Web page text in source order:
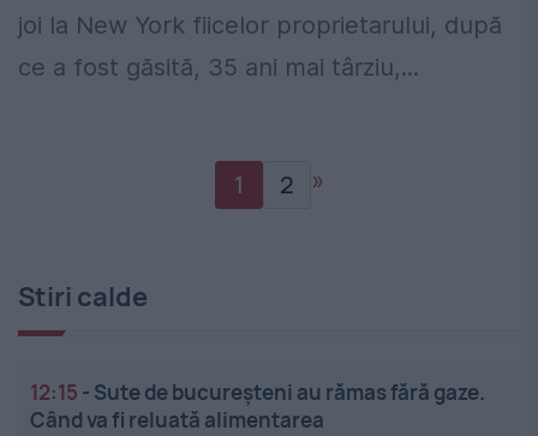
joi la New York fiicelor proprietarului, după
ce a fost găsită, 35 ani mai târziu,...
1 2 »
Stiri calde
12:15 - Sute de bucureșteni au rămas fără gaze.
Când va fi reluată alimentarea